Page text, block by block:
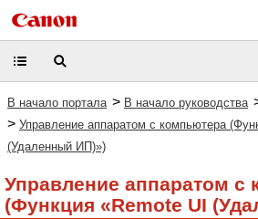
В начало портала > В начало руководства
> Управление аппаратом с компьютера
(Удаленный ИП)»)
Управление аппаратом с
(Функция «Remote UI